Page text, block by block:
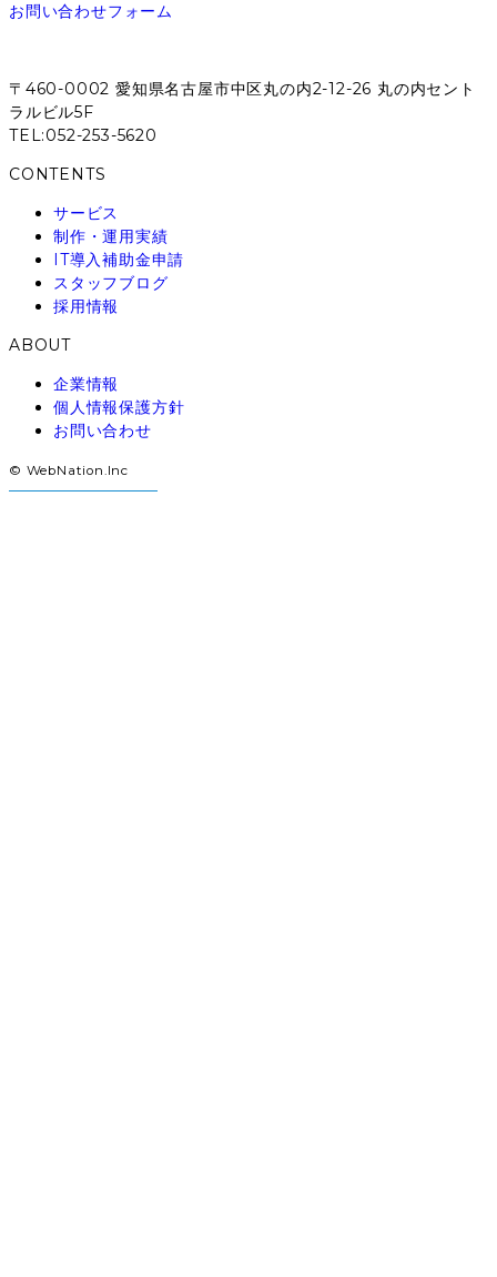
お問い合わせフォーム
〒460-0002 愛知県名古屋市中区丸の内2-12-26 丸の内セント
ラルビル5F
TEL:052-253-5620
CONTENTS
サービス
制作・運用実績
IT導入補助金申請
スタッフブログ
採用情報
ABOUT
企業情報
個人情報保護方針
お問い合わせ
© WebNation.Inc